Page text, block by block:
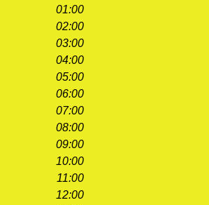
01:00
02:00
03:00
04:00
05:00
06:00
07:00
08:00
09:00
10:00
11:00
12:00